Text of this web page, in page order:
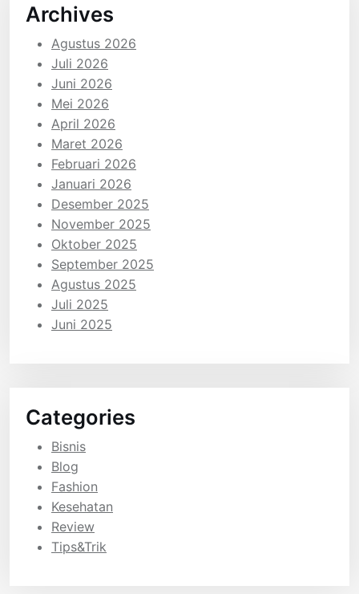
Archives
Agustus 2026
Juli 2026
Juni 2026
Mei 2026
April 2026
Maret 2026
Februari 2026
Januari 2026
Desember 2025
November 2025
Oktober 2025
September 2025
Agustus 2025
Juli 2025
Juni 2025
Categories
Bisnis
Blog
Fashion
Kesehatan
Review
Tips&Trik